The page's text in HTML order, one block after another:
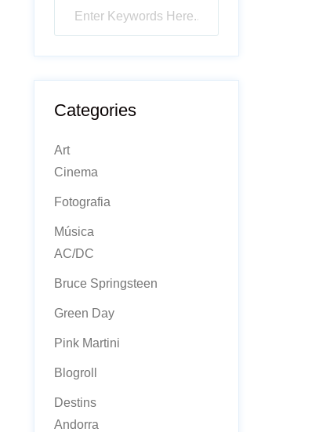
Categories
Art
Cinema
Fotografia
Música
AC/DC
Bruce Springsteen
Green Day
Pink Martini
Blogroll
Destins
Andorra